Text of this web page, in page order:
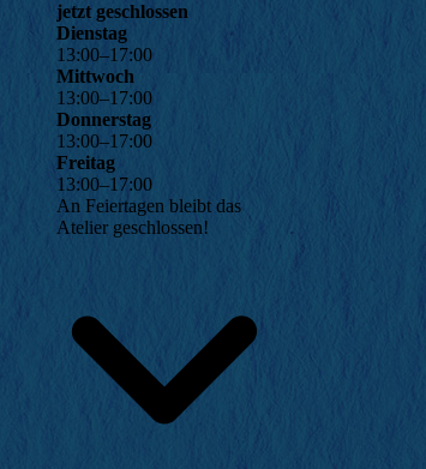
jetzt geschlossen
Dienstag
13:00–17:00
Mittwoch
13:00–17:00
Donnerstag
13:00–17:00
Freitag
13:00–17:00
An Feiertagen bleibt das
Atelier geschlossen!